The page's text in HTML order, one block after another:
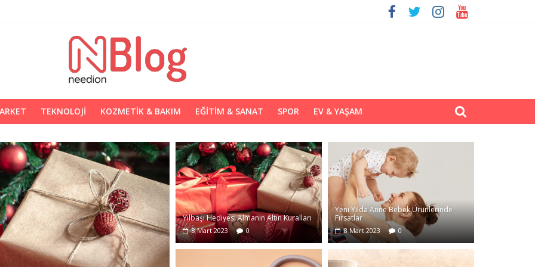
TEKNOLOJI KOZMETIK & BAKIM EĞITIM & SANAT SPOR EV & YAŞAM
Yılbaşı Hediyesi Almanın Altın Kuralları
8 Mart 2023 0
Yeni Yılda Anne Bebek Ürünlerinde
Fırsatlar
8 Mart 2023 0